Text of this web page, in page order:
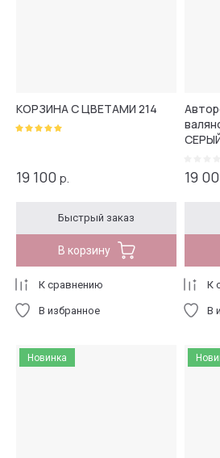
КОРЗИНА С ЦВЕТАМИ 214
19 100 р.
Быстрый заказ
В корзину
К сравнению
В избранное
19
К
В
Новинка